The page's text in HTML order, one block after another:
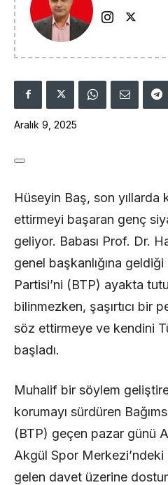
Aralık 9, 2025
Hüseyin Baş, son yıllarda
ettirmeyi başaran genç
geliyor. Babası Prof. Dr.
genel başkanlığına geldiği
Partisi’ni (BTP) ayakta
bilinmezken, şaşırtıcı bir
söz ettirmeye ve kendini
başladı.
Muhalif bir söylem
korumayı sürdüren
(BTP) geçen pazar günü
Akgül Spor
gelen davet üzerine